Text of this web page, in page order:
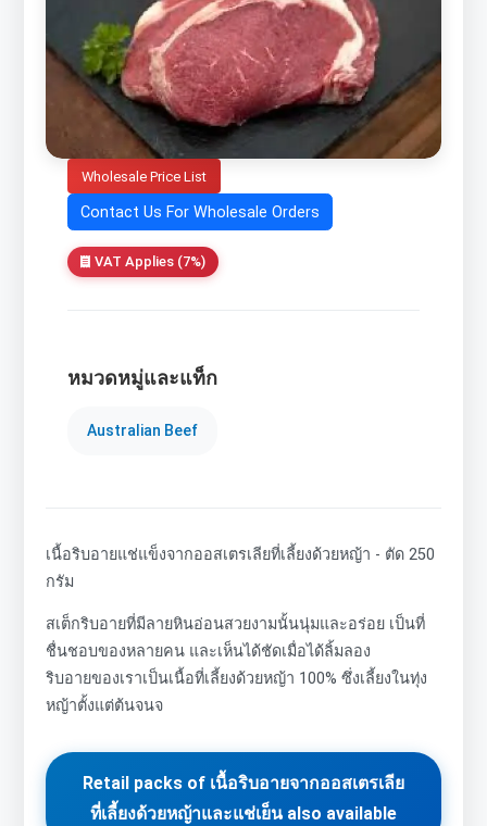
Wholesale Price List
Contact Us For Wholesale Orders
VAT Applies (7%)
หมวดหมู่และแท็ก
Australian Beef
เนื้อริบอายแช่แข็งจากออสเตรเลียที่เลี้ยงด้วยหญ้า - ตัด 250
กรัม
สเต็กริบอายที่มีลายหินอ่อนสวยงามนั้นนุ่มและอร่อย เป็นที่
ชื่นชอบของหลายคน และเห็นได้ชัดเมื่อได้ลิ้มลอง
ริบอายของเราเป็นเนื้อที่เลี้ยงด้วยหญ้า 100% ซึ่งเลี้ยงในทุ่ง
หญ้าตั้งแต่ต้นจนจ
Retail packs of เนื้อริบอายจากออสเตรเลีย
ที่เลี้ยงด้วยหญ้าและแช่เย็น also available